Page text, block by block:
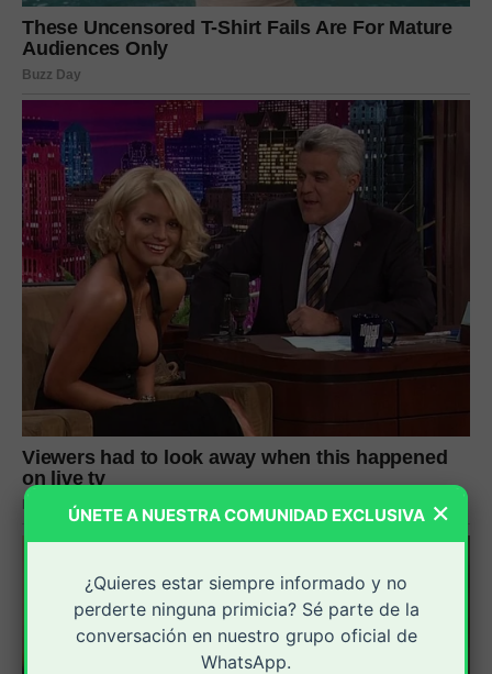
×
ÚNETE A NUESTRA COMUNIDAD EXCLUSIVA
¿Quieres estar siempre informado y no
perderte ninguna primicia? Sé parte de la
conversación en nuestro grupo oficial de
WhatsApp.